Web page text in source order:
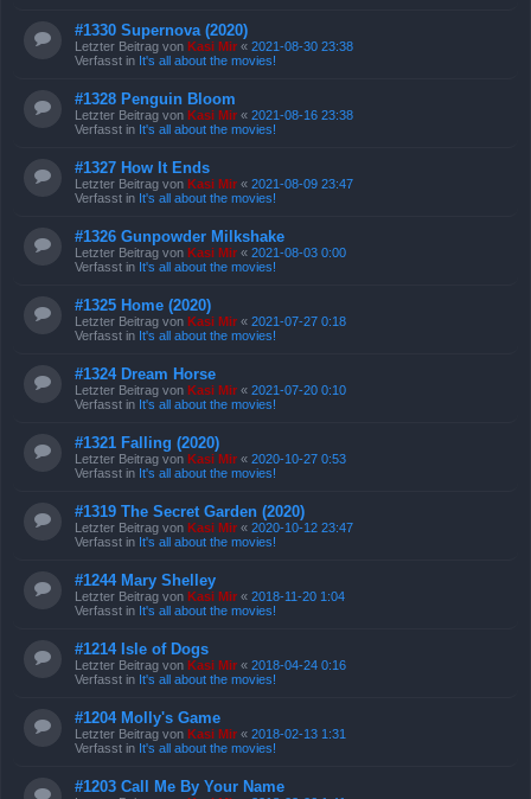
#1330 Supernova (2020)
Letzter Beitrag von Kasi Mir « 2021-08-30 23:38
Verfasst in It's all about the movies!
#1328 Penguin Bloom
Letzter Beitrag von Kasi Mir « 2021-08-16 23:38
Verfasst in It's all about the movies!
#1327 How It Ends
Letzter Beitrag von Kasi Mir « 2021-08-09 23:47
Verfasst in It's all about the movies!
#1326 Gunpowder Milkshake
Letzter Beitrag von Kasi Mir « 2021-08-03 0:00
Verfasst in It's all about the movies!
#1325 Home (2020)
Letzter Beitrag von Kasi Mir « 2021-07-27 0:18
Verfasst in It's all about the movies!
#1324 Dream Horse
Letzter Beitrag von Kasi Mir « 2021-07-20 0:10
Verfasst in It's all about the movies!
#1321 Falling (2020)
Letzter Beitrag von Kasi Mir « 2020-10-27 0:53
Verfasst in It's all about the movies!
#1319 The Secret Garden (2020)
Letzter Beitrag von Kasi Mir « 2020-10-12 23:47
Verfasst in It's all about the movies!
#1244 Mary Shelley
Letzter Beitrag von Kasi Mir « 2018-11-20 1:04
Verfasst in It's all about the movies!
#1214 Isle of Dogs
Letzter Beitrag von Kasi Mir « 2018-04-24 0:16
Verfasst in It's all about the movies!
#1204 Molly's Game
Letzter Beitrag von Kasi Mir « 2018-02-13 1:31
Verfasst in It's all about the movies!
#1203 Call Me By Your Name